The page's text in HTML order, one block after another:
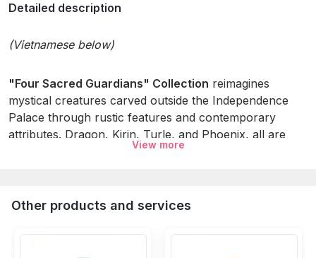
Detailed description
(Vietnamese below)
"Four Sacred Guardians" Collection reimagines
mystical creatures carved outside the Independence
Palace through rustic features and contemporary
attributes. Dragon, Kirin, Turle, and Phoenix, all are
transformed into modern designs with refined strokes
exclusively at our Dinh Design Store.
View more
Other products and services